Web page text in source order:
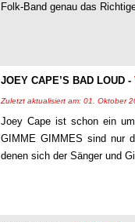
Folk-Band genau das
JOEY CAPE’S BAD LOUD -
Zuletzt aktualisiert am: 01. Oktober
Joey Cape ist schon ein
GIMME GIMMES sind nur
denen sich der Sänger und